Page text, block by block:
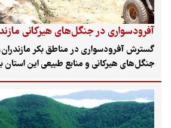
آفرودسواری در جنگل‌های هیرکانی
گسترش آفرودسواری در مناطق بکر
جنگل‌های هیرکانی و منابع طبیعی این
تفریحی پرهیجان که به گفته کارشناسان و
خاک، افزایش فرسایش، آلودگی صوتی و
زیستگاه‌های حیات‌وحش همراه شده است.